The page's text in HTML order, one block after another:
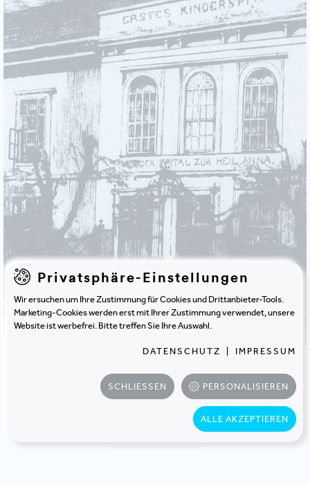
PROJEKT TEILEN
Privatsphäre-Einstellungen
Wir ersuchen um Ihre Zustimmung für Cookies und Drittanbieter-Tools.
Marketing-Cookies werden erst mit Ihrer Zustimmung verwendet, unsere
Website ist werbefrei. Bitte treffen Sie Ihre Auswahl.
DATENSCHUTZ IMPRESSUM
SCHLIESSEN PERSONALISIEREN
ALLE AKZEPTIEREN